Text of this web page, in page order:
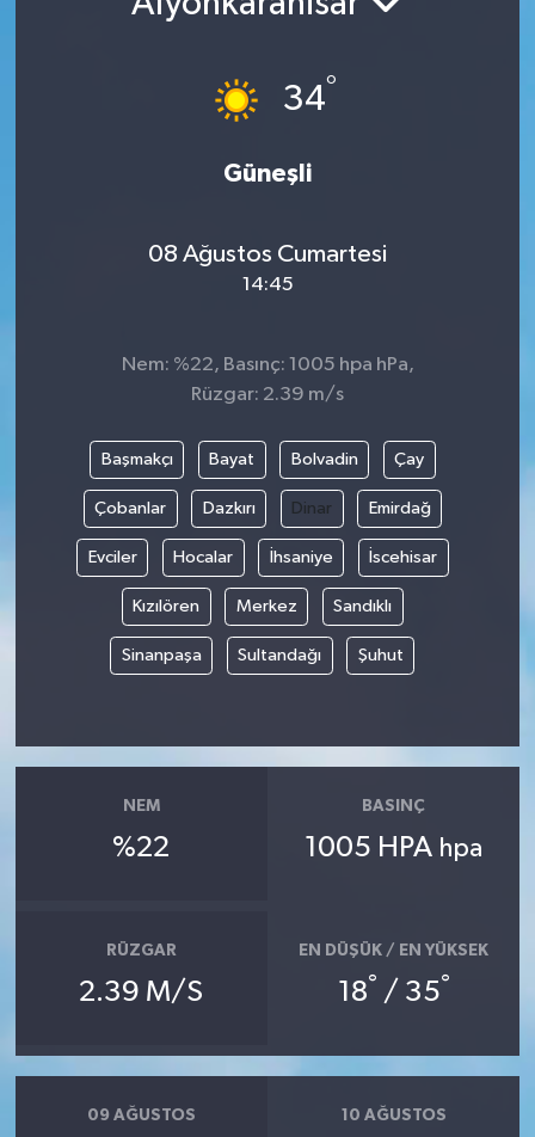
34°
Güneşli
08 Ağustos Cumartesi
14:45
Nem: %22, Basınç: 1005 hpa hPa,
Rüzgar: 2.39 m/s
Başmakçı Bayat Bolvadin Çay
Çobanlar Dazkırı Dinar Emirdağ
Evciler Hocalar İhsaniye İscehisar
Kızılören Merkez Sandıklı
Sinanpaşa Sultandağı Şuhut
NEM
%22
BASINÇ
1005 HPA hpa
RÜZGAR
2.39 M/S
EN DÜŞÜK / EN YÜKSEK
18° / 35°
09 AĞUSTOS 10 AĞUSTOS